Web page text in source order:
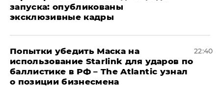
запуска: опубликованы
эксклюзивные кадры
Попытки убедить Маска на
использование Starlink для ударов по
баллистике в РФ – The Atlantic узнал
о позиции бизнесмена
22:40